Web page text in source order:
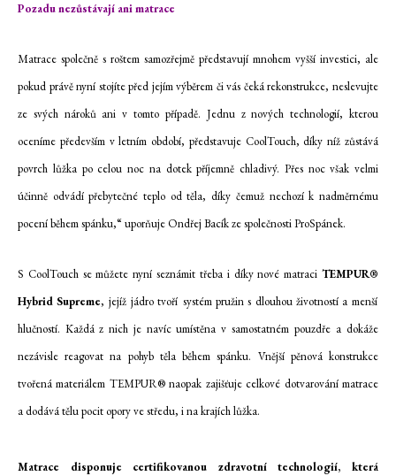
Pozadu nezůstávají ani matrace
Matrace společně s roštem samozřejmě představují mnohem vyšší investici, ale
pokud právě nyní stojíte před jejím výběrem či vás čeká rekonstrukce, neslevujte
ze svých nároků ani v tomto případě. Jednu z nových technologií, kterou
oceníme především v letním období, představuje CoolTouch, díky níž zůstává
povrch lůžka po celou noc na dotek příjemně chladivý. Přes noc však velmi
účinně odvádí přebytečné teplo od těla, díky čemuž nechozí k nadměrnému
pocení během spánku,“ uporňuje Ondřej Bacík ze společnosti ProSpánek.
S CoolTouch se můžete nyní seznámit třeba i díky nové matraci TEMPUR®
Hybrid Supreme, jejíž jádro tvoří systém pružin s dlouhou životností a menší
hlučností. Každá z nich je navíc umístěna v samostatném pouzdře a dokáže
nezávisle reagovat na pohyb těla během spánku. Vnější pěnová konstrukce
tvořená materiálem TEMPUR®naopak zajišťuje celkové dotvarování matrace
a dodává tělu pocit opory ve středu, i na krajích lůžka.
Matrace disponuje certifikovanou zdravotní technologií, která